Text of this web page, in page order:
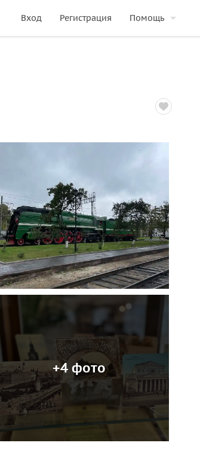
Вход Регистрация Помощь
+4 фото